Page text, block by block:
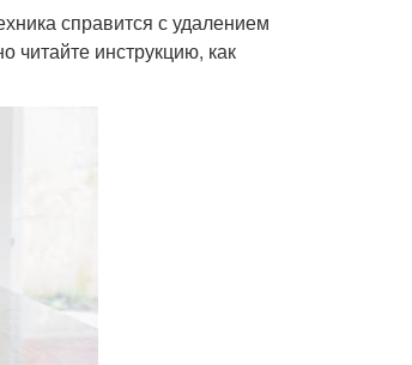
справится с удалением
читайте инструкцию, как